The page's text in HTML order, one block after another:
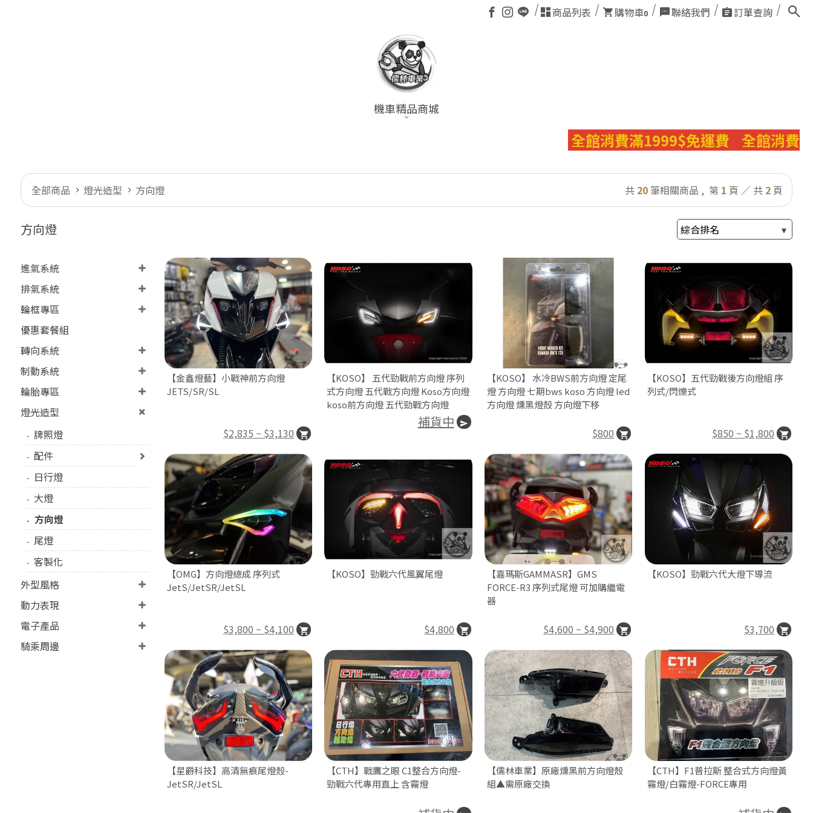
商品列表 購物車0 聯絡我們 訂單查詢
機車精品商城
全館消費滿1999$免運費 全館消費滿1999$
全部商品 燈光造型 方向燈 共 20筆相關商品 , 第 1 頁 ／ 共 2 頁
方向燈
進氣系統
排氣系統
輪框專區
優惠套餐組
轉向系統
制動系統
輪胎專區
燈光造型
牌照燈
配件
日行燈
大燈
方向燈
尾燈
客製化
外型風格
動力表現
電子產品
騎乘周邊
【金鑫燈藝】小戰神前方向燈
JETS/SR/SL
$2,835 ~ $3,130
【KOSO】 五代勁戰前方向燈 序列
式方向燈 五代戰方向燈 Koso方向燈
koso前方向燈 五代勁戰方向燈
補貨中
【KOSO】 水冷BWS前方向燈 定尾
燈 方向燈 七期bws koso 方向燈 led
方向燈 燻黑燈殼 方向燈下移
$800
【KOSO】五代勁戰後方向燈組 序
列式/閃爍式
$850 ~ $1,800
【OMG】方向燈總成 序列式
JetS/JetSR/JetSL
$3,800 ~ $4,100
【KOSO】勁戰六代風翼尾燈
$4,800
【嘉瑪斯GAMMASR】GMS
FORCE-R3 序列式尾燈 可加購繼電
器
$4,600 ~ $4,900
【KOSO】勁戰六代大燈下導流
$3,700
【星爵科技】高清無痕尾燈殼-
JetSR/JetSL
【CTH】戰鷹之眼 C1整合方向燈-
勁戰六代專用直上 含霧燈
【儒林車業】原廠燻黑前方向燈殼
組▲需原廠交換
【CTH】F1普拉斯 整合式方向燈黃
霧燈/白霧燈-FORCE專用